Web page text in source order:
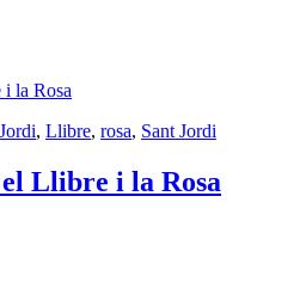
, Llibre, rosa, Sant Jordi
Llibre i la Rosa